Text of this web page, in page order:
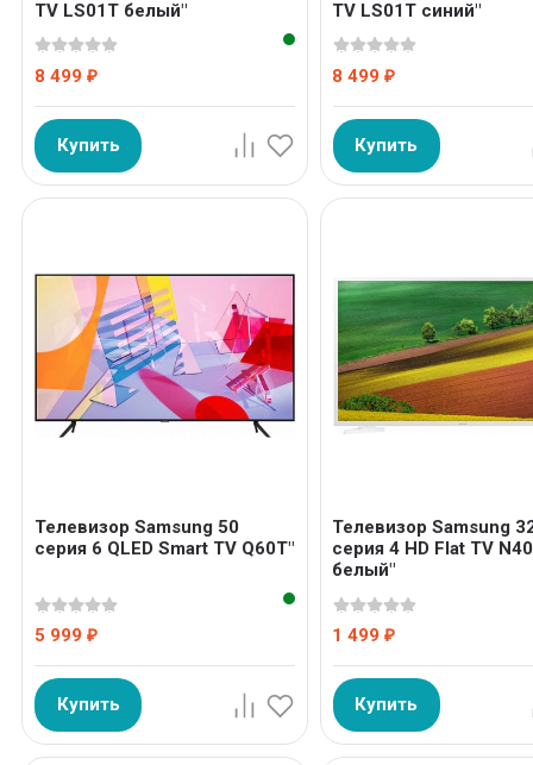
TV LS01T белый"
8 499₽
Купить
TV LS01T синий"
8 499₽
Купить
Телевизор Samsung 50
серия 6 QLED Smart TV Q60T"
5 999₽
Купить
Телевизор Samsung
серия 4 HD Flat TV
белый"
1 499₽
Купить